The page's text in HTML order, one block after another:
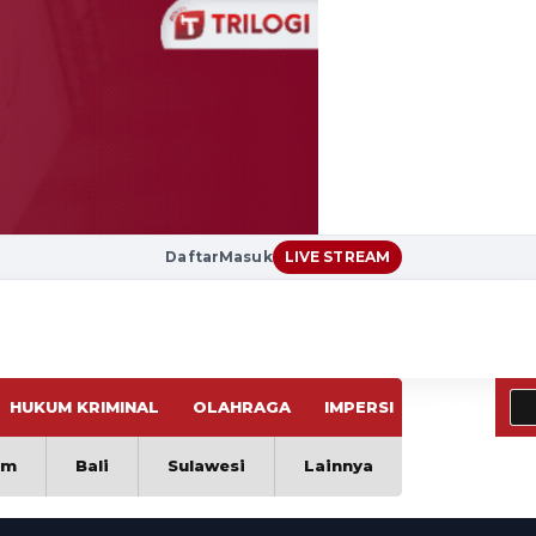
DaftarMasuk LIVE STREAM
HUKUM KRIMINAL OLAHRAGA IMPERSI
Bali Sulawesi Lainnya